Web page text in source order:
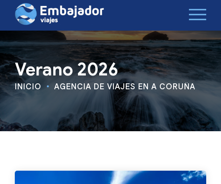
Verano 2026
INICIO AGENCIA DE VIAJES EN A CORUÑA